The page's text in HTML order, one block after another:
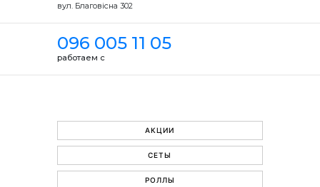
вул. Благовісна 302
096 005 11 05
работаем с
АКЦИИ
СЕТЫ
РОЛЛЫ